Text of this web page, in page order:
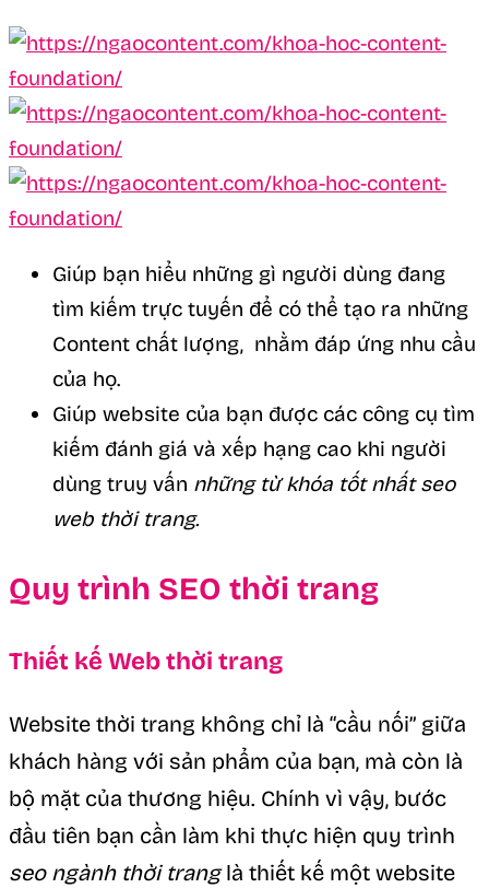
Giúp bạn hiểu những gì người dùng đang
tìm kiếm trực tuyến để có thể tạo ra những
Content chất lượng, nhằm đáp ứng nhu cầu
của họ.
Giúp website của bạn được các công cụ tìm
kiếm đánh giá và xếp hạng cao khi người
dùng truy vấn những từ khóa tốt nhất seo
web thời trang.
Quy trình SEO thời trang
Thiết kế Web thời trang
Website thời trang không chỉ là “cầu nối” giữa
khách hàng với sản phẩm của bạn, mà còn là
bộ mặt của thương hiệu. Chính vì vậy, bước
đầu tiên bạn cần làm khi thực hiện quy trình
seo ngành thời tranglà thiết kế một website